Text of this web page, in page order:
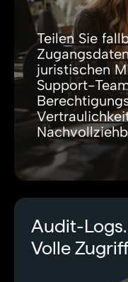
Teilen Sie
juristischen
Support-
Audit-Logs.
Volle